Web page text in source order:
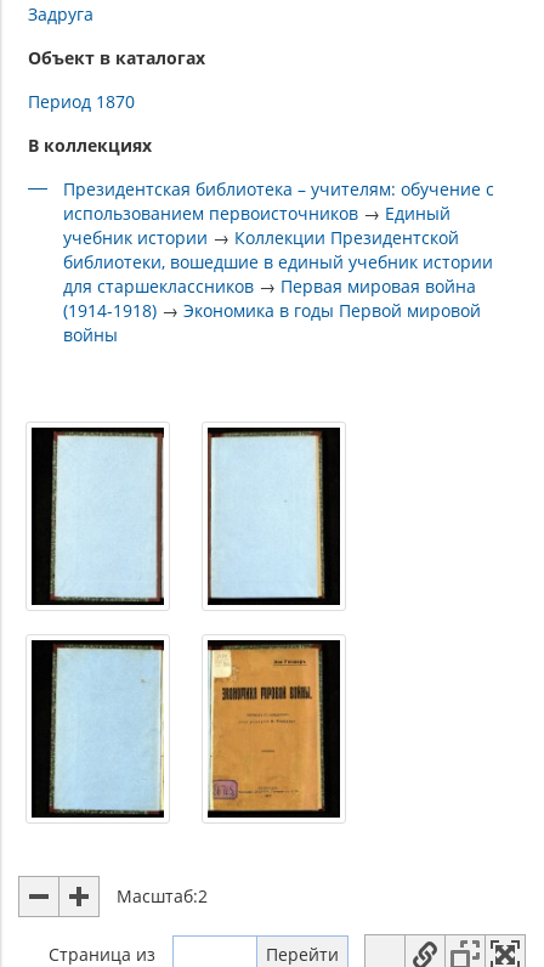
Задруга
Объект в каталогах
Период 1870
В коллекциях
Президентская библиотека – учителям: обучение с
использованием первоисточников → Единый
учебник истории → Коллекции Президентской
библиотеки, вошедшие в единый учебник истории
для старшеклассников → Первая мировая война
(1914-1918) →Экономика в годы Первой мировой
войны
Масштаб:2
Страница из